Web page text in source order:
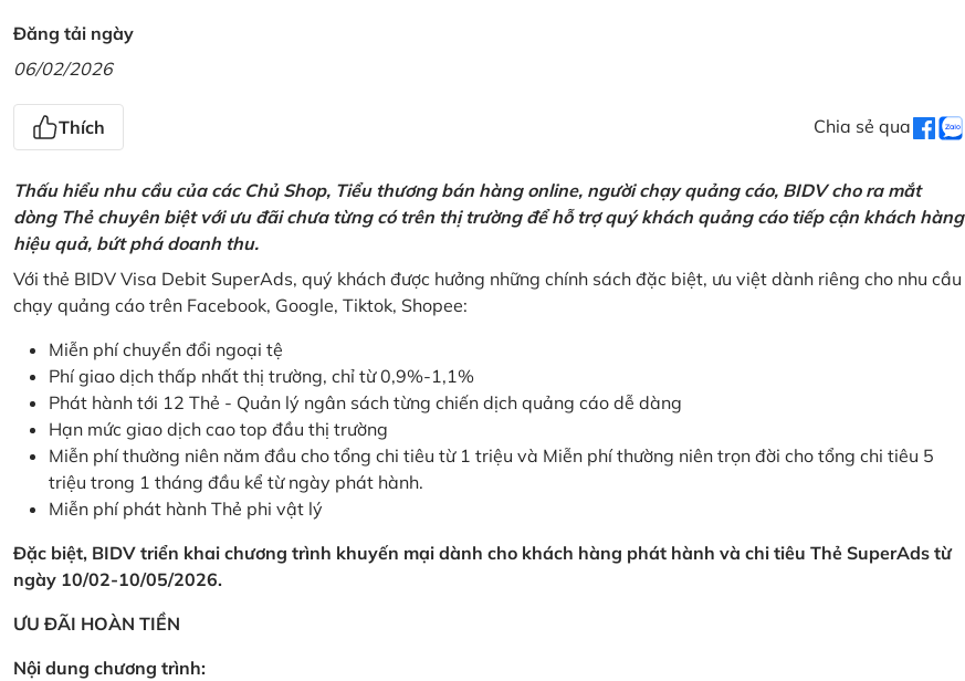
Đăng tải ngày
06/02/2026
Thích Chia sẻ qua
Thấu hiểu nhu cầu của các Chủ Shop, Tiểu thương bán hàng online, người chạy quảng cáo, BIDV cho ra mắt
dòng Thẻ chuyên biệt với ưu đãi chưa từng có trên thị trường để hỗ trợ quý khách quảng cáo tiếp cận khách hàng
hiệu quả, bứt phá doanh thu.
Với thẻ BIDV Visa Debit SuperAds, quý khách được hưởng những chính sách đặc biệt, ưu việt dành riêng cho nhu cầu
chạy quảng cáo trên Facebook, Google, Tiktok, Shopee:
Miễn phí chuyển đổi ngoại tệ
Phí giao dịch thấp nhất thị trường, chỉ từ 0,9%-1,1%
Phát hành tới 12 Thẻ - Quản lý ngân sách từng chiến dịch quảng cáo dễ dàng
Hạn mức giao dịch cao top đầu thị trường
Miễn phí thường niên năm đầu cho tổng chi tiêu từ 1 triệu và Miễn phí thường niên trọn đời cho tổng chi tiêu 5
triệu trong 1 tháng đầu kể từ ngày phát hành.
Miễn phí phát hành Thẻ phi vật lý
Đặc biệt, BIDV triển khai chương trình khuyến mại dành cho khách hàng phát hành và chi tiêu Thẻ SuperAds từ
ngày 10/02-10/05/2026.
ƯU ĐÃI HOÀN TIỀN
Nội dung chương trình: